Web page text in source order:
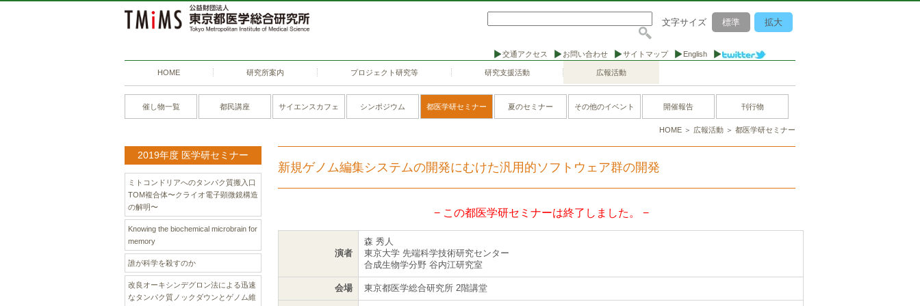
文字サイズ 標準 拡大
交通アクセス お問い合わせ サイトマップ English
HOME 研究所案内 プロジェクト研究等 研究支援活動 広報活動
催し物一覧 都民講座 サイエンスカフェ シンポジウム 都医学研セミナー 夏のセミナー その他のイベント 開催報告 刊行物
HOME ＞ 広報活動 ＞ 都医学研セミナー
2019年度 医学研セミナー
ミトコンドリアへのタンパク質搬入口
TOM複合体〜クライオ電子顕微鏡構造
の解明〜
Knowing the biochemical microbrain for
memory
誰が科学を殺すのか
改良オーキシンデグロン法による迅速
なタンパク質ノックダウンとゲノム維
新規ゲノム編集システムの開発にむけた汎用的ソフトウェア群の開発
− この都医学研セミナーは終了しました。 −
演者
森 秀人
東京大学 先端科学技術研究センター
合成生物学分野 谷内江研究室
会場 東京都医学総合研究所 2階講堂